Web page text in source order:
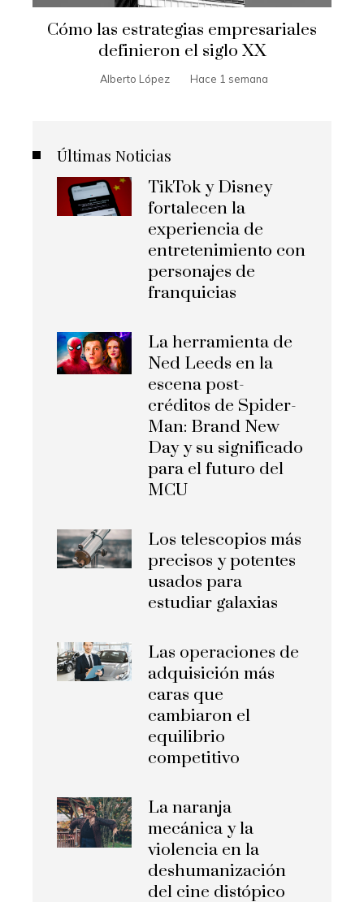
Cómo las estrategias empresariales
definieron el siglo XX
Alberto López Hace 1 semana
Últimas Noticias
TikTok y Disney
fortalecen la
experiencia de
entretenimiento con
personajes de
franquicias
La herramienta de
Ned Leeds en la
escena post-
créditos de Spider-
Man: Brand New
Day y su significado
para el futuro del
MCU
Los telescopios más
precisos y potentes
usados para
estudiar galaxias
Las operaciones de
adquisición más
caras que
cambiaron el
equilibrio
competitivo
La naranja
mecánica y la
violencia en la
deshumanización
del cine distópico